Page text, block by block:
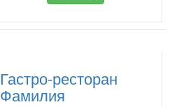
Гастро-ресторан
Фамилия